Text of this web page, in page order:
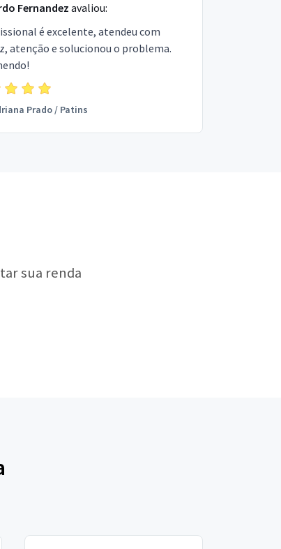
Fernandez avaliou:
é excelente, atendeu com
atenção e solucionou o problema.
Prado/ Patins
sua renda